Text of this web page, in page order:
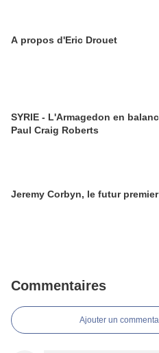
A propos d'Eric Drouet
SYRIE - L'Armagedon en
Paul Craig Roberts
Jeremy Corbyn, le futur
Commentaires
Ajouter un